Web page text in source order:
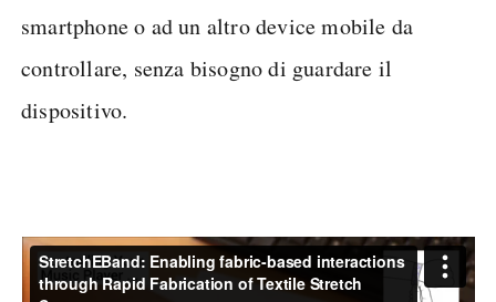
smartphone o ad un altro device mobile da
controllare, senza bisogno di guardare il
dispositivo.